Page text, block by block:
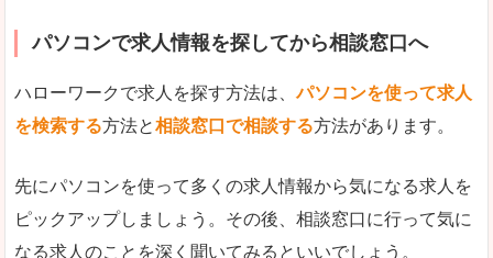
パソコンで求人情報を探してから相談窓口へ
ハローワークで求人を探す方法は、パソコンを使って求人
を検索する方法と相談窓口で相談する方法があります。
先にパソコンを使って多くの求人情報から気になる求人を
ピックアップしましょう。その後、相談窓口に行って気に
なる求人のことを深く聞いてみるといいでしょう。